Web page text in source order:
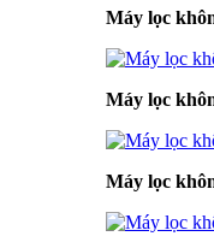
Máy lọc
Máy lọc
Máy lọc